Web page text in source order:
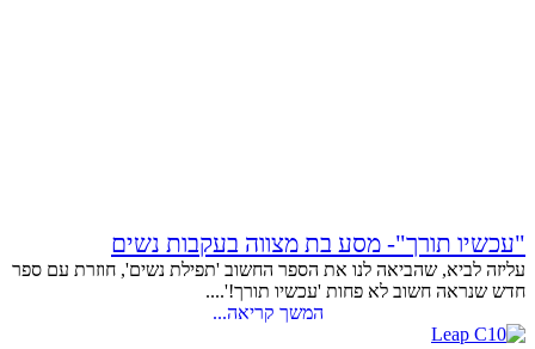
"עכשיו תורך"- מסע בת מצווה בעקבות נשים
עליזה לביא, שהביאה לנו את הספר החשוב 'תפילת נשים', חוזרת עם ספר
חדש שנראה חשוב לא פחות 'עכשיו תורך!'....
המשך קריאה...